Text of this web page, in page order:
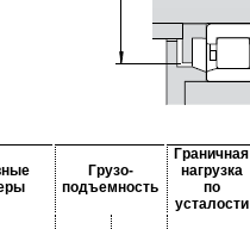
Грузо-
подъемность
Граничная
нагрузка
по
усталости